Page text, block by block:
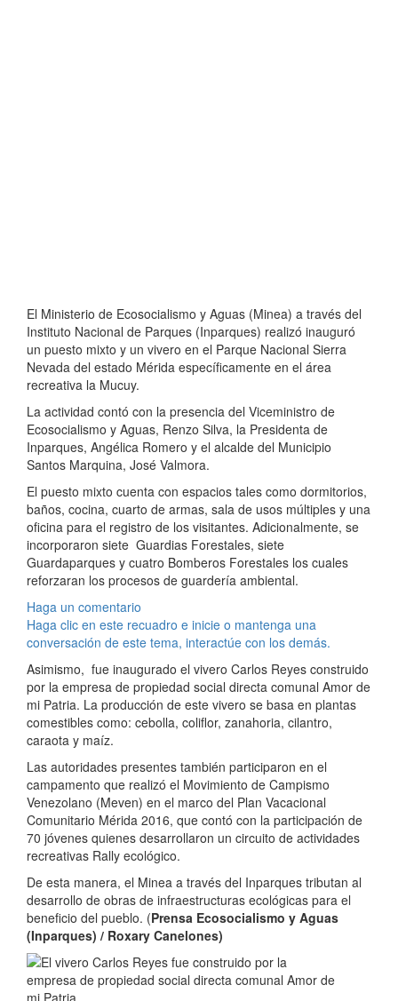
El Ministerio de Ecosocialismo y Aguas (Minea) a través del
Instituto Nacional de Parques (Inparques) realizó inauguró
un puesto mixto y un vivero en el Parque Nacional Sierra
Nevada del estado Mérida específicamente en el área
recreativa la Mucuy.
La actividad contó con la presencia del Viceministro de
Ecosocialismo y Aguas, Renzo Silva, la Presidenta de
Inparques, Angélica Romero y el alcalde del Municipio
Santos Marquina, José Valmora.
El puesto mixto cuenta con espacios tales como dormitorios,
baños, cocina, cuarto de armas, sala de usos múltiples y una
oficina para el registro de los visitantes. Adicionalmente, se
incorporaron siete Guardias Forestales, siete
Guardaparques y cuatro Bomberos Forestales los cuales
reforzaran los procesos de guardería ambiental.
Haga un comentario
Haga clic en este recuadro e inicie o mantenga una
conversación de este tema, interactúe con los demás.
Asimismo, fue inaugurado el vivero Carlos Reyes construido
por la empresa de propiedad social directa comunal Amor de
mi Patria. La producción de este vivero se basa en plantas
comestibles como: cebolla, coliflor, zanahoria, cilantro,
caraota y maíz.
Las autoridades presentes también participaron en el
campamento que realizó el Movimiento de Campismo
Venezolano (Meven) en el marco del Plan Vacacional
Comunitario Mérida 2016, que contó con la participación de
70 jóvenes quienes desarrollaron un circuito de actividades
recreativas Rally ecológico.
De esta manera, el Minea a través del Inparques tributan al
desarrollo de obras de infraestructuras ecológicas para el
beneficio del pueblo. (Prensa Ecosocialismo y Aguas
(Inparques) / Roxary Canelones)